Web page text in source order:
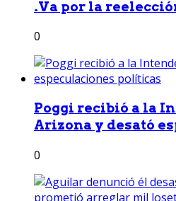
.Va por la
0
Poggi recibió a la
Arizona y desató
0